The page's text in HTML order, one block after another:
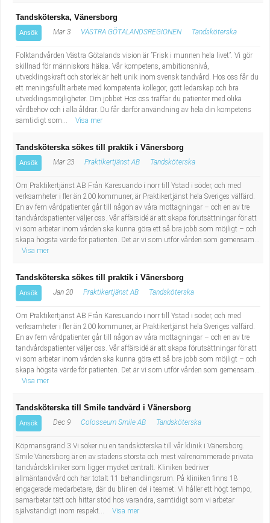
Tandsköterska, Vänersborg
Ansök Mar 3 VÄSTRA GÖTALANDSREGIONEN Tandsköterska
Folktandvården Västra Götalands vision är ”Frisk i munnen hela livet”. Vi gör
skillnad för människors hälsa. Vår kompetens, ambitionsnivå,
utvecklingskraft och storlek är helt unik inom svensk tandvård. Hos oss får du
ett meningsfullt arbete med kompetenta kollegor, gott ledarskap och bra
utvecklingsmöjligheter. Om jobbet Hos oss träffar du patienter med olika
vårdbehov och i alla åldrar. Du får därför användning av hela din kompetens
samtidigt som...
Visa mer
Tandsköterska sökes till praktik i Vänersborg
Ansök Mar 23 Praktikertjänst AB Tandsköterska
Om Praktikertjänst AB Från Karesuando i norr till Ystad i söder, och med
verksamheter i fler än 200 kommuner, är Praktikertjänst hela Sveriges välfärd.
En av fem vårdpatienter går till någon av våra mottagningar – och en av tre
tandvårdspatienter väljer oss. Vår affärsidé är att skapa förutsättningar för att
vi som arbetar inom vården ska kunna göra ett så bra jobb som möjligt – och
skapa högsta värde för patienten. Det är vi som utför vården som gemensam...
Visa mer
Tandsköterska sökes till praktik i Vänersborg
Ansök Jan 20 Praktikertjänst AB Tandsköterska
Om Praktikertjänst AB Från Karesuando i norr till Ystad i söder, och med
verksamheter i fler än 200 kommuner, är Praktikertjänst hela Sveriges välfärd.
En av fem vårdpatienter går till någon av våra mottagningar – och en av tre
tandvårdspatienter väljer oss. Vår affärsidé är att skapa förutsättningar för att
vi som arbetar inom vården ska kunna göra ett så bra jobb som möjligt – och
skapa högsta värde för patienten. Det är vi som utför vården som gemensam...
Visa mer
Tandsköterska till Smile tandvård i Vänersborg
Ansök Dec 9 Colosseum Smile AB Tandsköterska
Köpmansgränd 3 Vi söker nu en tandsköterska till vår klinik i Vänersborg.
Smile Vänersborg är en av stadens största och mest välrenommerade privata
tandvårdskliniker som ligger mycket centralt. Kliniken bedriver
allmäntandvård och har totalt 11 behandlingsrum. På kliniken finns 18
engagerade medarbetare, där du blir en del i teamet. Vi håller ett högt tempo,
samarbetar tätt och hittar stöd hos varandra, samtidigt som vi arbetar
självständigt inom respekt...
Visa mer